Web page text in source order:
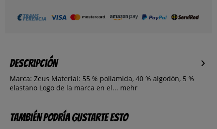
Descripción
Marca: Zeus Material: 55 % poliamida, 40 % algodón, 5 %
elastano Logo de la marca en el... mehr
También podría gustarte esto